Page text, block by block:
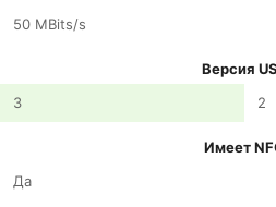
50 MBits/s
Версия
3
2
Имеет
Да